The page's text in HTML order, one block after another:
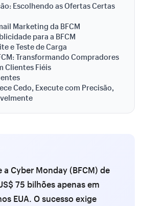
Escolhendo as Ofertas Certas
Marketing da BFCM
para a BFCM
e Teste de Carga
Transformando Compradores
Clientes Fiéis
Cedo, Execute com Precisão,
a Cyber Monday (BFCM) de
75 bilhões apenas em
EUA. O sucesso exige